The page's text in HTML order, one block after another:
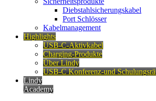
Diebstahlsicherungskabel
Port Schlösser
Kabelmanagement
Highlights
USB-C-Aktivkabel
Charging-Produkte
Über Lindy
USB-C Konferenz-und
Lindy
Academy